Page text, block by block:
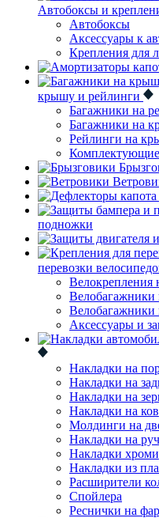
Автобоксы и
Автобоксы
Аксессуары к
Крепления для
крышу и рейлинги
Багажники на
Багажники на
Рейлинги на
Комплектующие
подножки
перевозки
Велокрепления
Велобагажники
Велобагажники
Аксессуары и
Накладки на
Накладки на
Накладки на
Накладки на
Молдинги на
Накладки на
Накладки
Накладки из
Расширители
Спойлера
Реснички на